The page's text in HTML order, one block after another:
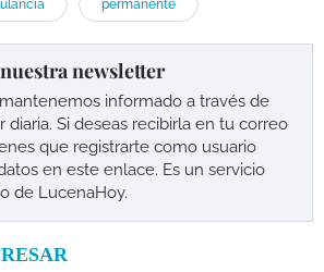
permanente
newsletter
informado a través de
diaria. Si deseas recibirla en tu correo
que registrarte como usuario
en este enlace. Es un servicio
de LucenaHoy.